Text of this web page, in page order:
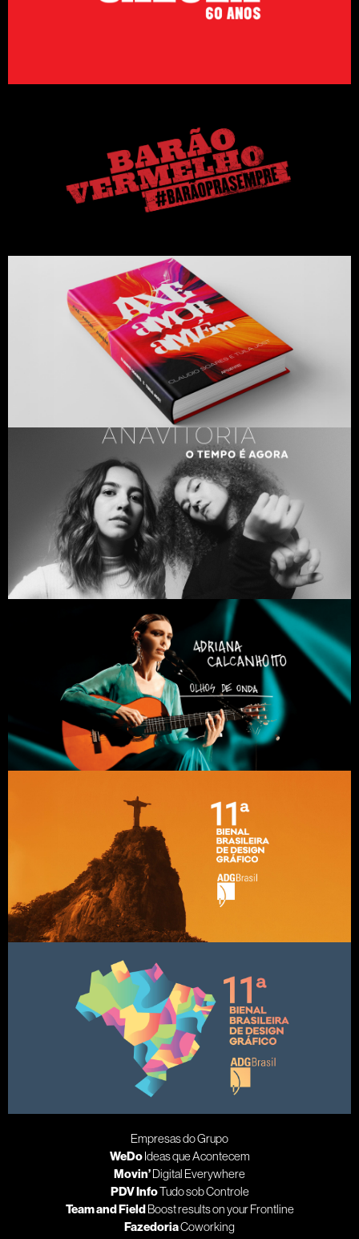
Empresas do Grupo
WeDoIdeas que Acontecem
Movin’Digital Everywhere
PDV InfoTudo sob Controle
Team and FieldBoost results on your Frontline
FazedoriaCoworking